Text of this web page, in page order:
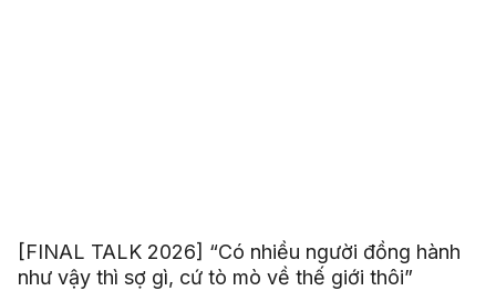
[FINAL TALK 2026] “Có nhiều người đồng hành
như vậy thì sợ gì, cứ tò mò về thế giới thôi”